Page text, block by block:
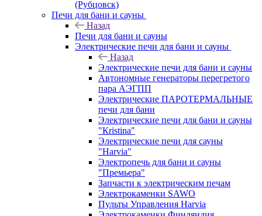
(Рубцовск)
Печи для бани и сауны
Назад
Печи для бани и сауны
Электрические печи для бани и сауны
Назад
Электрические печи для бани и сауны
Автономные генераторы перегретого
пара АЭГПП
Электрические ПАРОТЕРМАЛЬНЫЕ
печи для бани
Электрические печи для бани и сауны
"Кristina"
Электрические печи для сауны
"Harvia"
Электропечь для бани и сауны
"Премьера"
Запчасти к электрическим печам
Электрокаменки SAWO
Пульты Управления Harvia